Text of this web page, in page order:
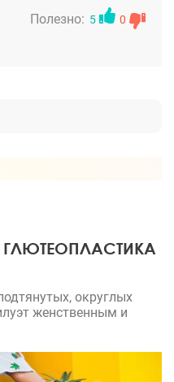
Полезно: 5 0
ГЛЮТЕОПЛАСТИКА
округлых
женственным и